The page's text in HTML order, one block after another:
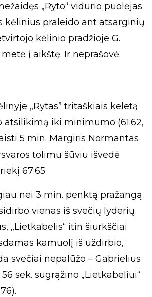
„Ryto“ vidurio puolėjas
kėlinius praleido ant atsarginių
kėlinio pradžioje G.
į aikštę. Ir neprašovė.
„Rytas” tritaškiais keletą
atsilikimą iki minimumo (61:62,
5 min. Margiris Normantas
tolimu šūviu išvedė
67:65.
nei 3 min. penktą pražangą
vienas iš svečių lyderių
„Lietkabelis“ itin šiurkščiai
kamuolį iš uždirbio,
svečiai nepalūžo – Gabrielius
sek. sugrąžino „Lietkabeliui“